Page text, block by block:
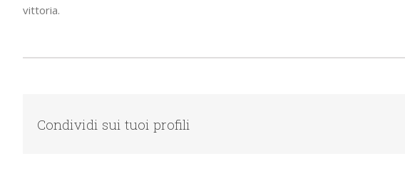
vittoria.
Condividi sui tuoi profili